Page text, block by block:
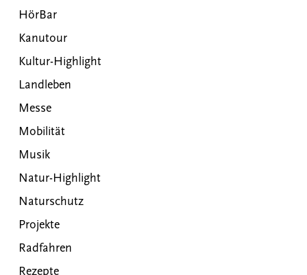
HörBar
Kanutour
Kultur-Highlight
Landleben
Messe
Mobilität
Musik
Natur-Highlight
Naturschutz
Projekte
Radfahren
Rezepte